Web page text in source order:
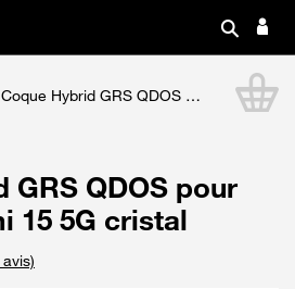
Coque Hybrid GRS QDOS pour Xiaomi Redmi 15 5G cristal
GRS QDOS pour
15 5G cristal